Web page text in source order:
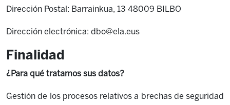
Dirección Postal: Barrainkua, 13 48009 BILBO
Dirección electrónica: dbo@ela.eus
Finalidad
¿Para qué tratamos sus datos?
Gestión de los procesos relativos a brechas de seguridad